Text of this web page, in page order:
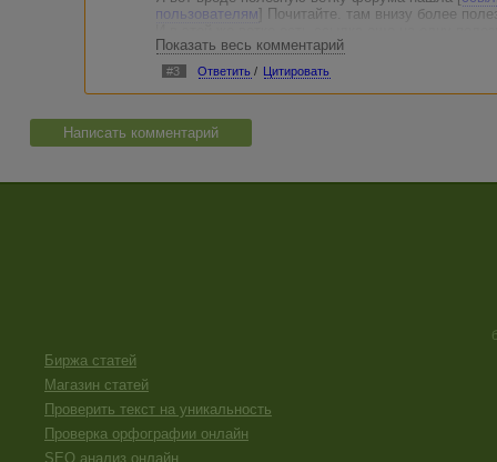
пользователям] Почитайте. там внизу более
авторизованным пользователям
Можно посмотреть, что еще Яндекс предлагает
[ссылки видны только авторизованным
Что касается меня - понимаю, в какой трудной
пропиской не могу, сожалею...
Показать весь комментарий
#3 Ответить / Цитировать
Написать комментарий
Биржа статей
Магазин статей
Проверить текст на уникальность
Проверка орфографии онлайн
SEO анализ онлайн